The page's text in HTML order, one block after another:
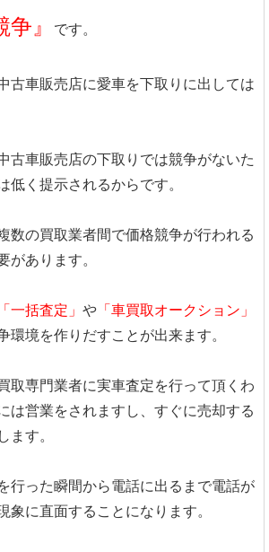
争』 です。
古車販売店に愛車を下取りに出しては
古車販売店の下取りでは競争がないた
低く提示されるからです。
数の買取業者間で価格競争が行われる
があります。
「一括査定」 や 「車買取オークション」
環境を作りだすことが出来ます。
取専門業者に実車査定を行って頂くわ
は営業をされますし、すぐに売却する
ます。
行った瞬間から電話に出るまで電話が
象に直面することになります。